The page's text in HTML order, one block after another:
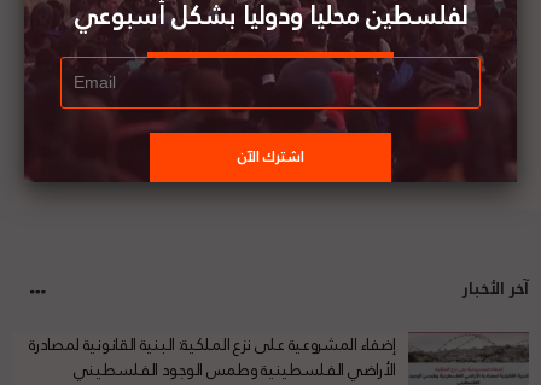
آخر الأخبار
إضفاء المشروعية على نزع الملكية: البنية القانونية لمصادرة
الأراضي الفلسطينية وطمس الوجود الفلسطيني
لفلسطين محليا ودوليا بشكل أسبوعي